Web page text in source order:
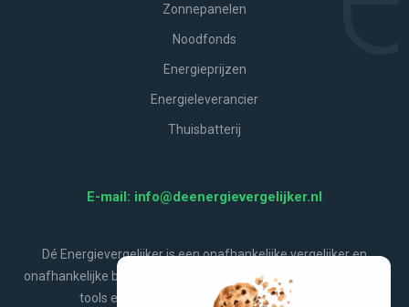
Zonnepanelen
Noodfonds
Energieprijzen
Energieleverancier
Thuisbatterij
E-mail: info@deenergievergelijker.nl
Dé Energievergelijker is een onafhankelijke vergelijker en
onafhankelijke bron van energienieuws, aanbiedingen, handige
tools en alles wat jij wilt weten over energie.